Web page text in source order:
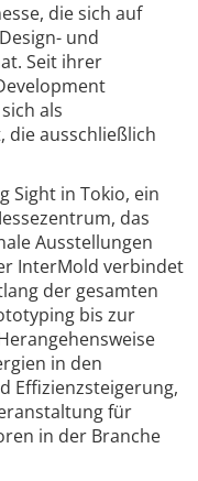
die sich auf
und
Seit ihrer
als
ausschließlich
Sight in Tokio, ein
das
Ausstellungen
InterMold verbindet
der gesamten
bis zur
in den
Effizienzsteigerung,
für
in der Branche